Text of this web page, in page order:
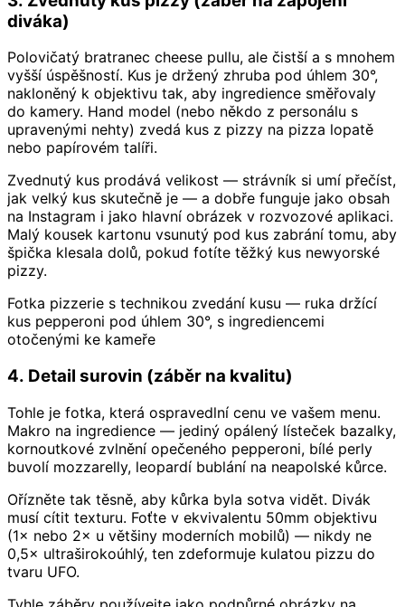
diváka)
Polovičatý bratranec cheese pullu, ale čistší a s mnohem
vyšší úspěšností. Kus je držený zhruba pod úhlem 30°,
nakloněný k objektivu tak, aby ingredience směřovaly
do kamery. Hand model (nebo někdo z personálu s
upravenými nehty) zvedá kus z pizzy na pizza lopatě
nebo papírovém talíři.
Zvednutý kus prodává velikost — strávník si umí přečíst,
jak velký kus skutečně je — a dobře funguje jako obsah
na Instagram i jako hlavní obrázek v rozvozové aplikaci.
Malý kousek kartonu vsunutý pod kus zabrání tomu, aby
špička klesala dolů, pokud fotíte těžký kus newyorské
pizzy.
Fotka pizzerie s technikou zvedání kusu — ruka držící
kus pepperoni pod úhlem 30°, s ingrediencemi
otočenými ke kameře
4. Detail surovin (záběr na kvalitu)
Tohle je fotka, která ospravedlní cenu ve vašem menu.
Makro na ingredience — jediný opálený lísteček bazalky,
kornoutkové zvlnění opečeného pepperoni, bílé perly
buvolí mozzarelly, leopardí bublání na neapolské kůrce.
Ořízněte tak těsně, aby kůrka byla sotva vidět. Divák
musí cítit texturu. Foťte v ekvivalentu 50mm objektivu
(1× nebo 2× u většiny moderních mobilů) — nikdy ne
0,5× ultraširokoúhlý, ten zdeformuje kulatou pizzu do
tvaru UFO.